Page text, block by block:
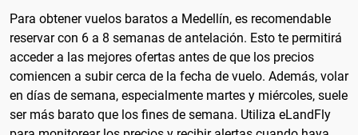
Para obtener vuelos baratos a Medellín, es recomendable
reservar con 6 a 8 semanas de antelación. Esto te permitirá
acceder a las mejores ofertas antes de que los precios
comiencen a subir cerca de la fecha de vuelo. Además, volar
en días de semana, especialmente martes y miércoles, suele
ser más barato que los fines de semana. Utiliza eLandFly